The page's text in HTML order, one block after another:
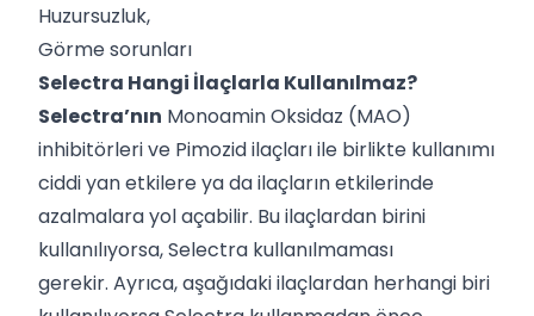
Huzursuzluk,
Görme sorunları
Selectra Hangi İlaçlarla Kullanılmaz?
Selectra’nın Monoamin Oksidaz (MAO)
inhibitörleri ve Pimozid ilaçları ile birlikte kullanımı
ciddi yan etkilere ya da ilaçların etkilerinde
azalmalara yol açabilir. Bu ilaçlardan birini
kullanılıyorsa, Selectra kullanılmaması
gerekir. Ayrıca, aşağıdaki ilaçlardan herhangi biri